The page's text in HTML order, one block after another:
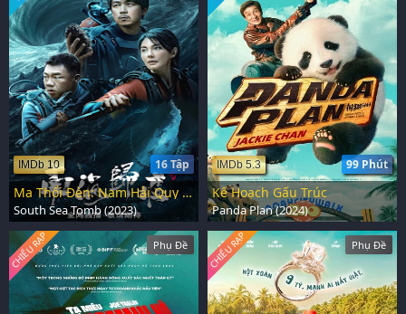
16 Tập
IMDb 10
Ma Thổi Đèn: Nam Hải Quy Khư
South Sea Tomb (2023)
99 Phút
IMDb 5.3
Kế Hoạch Gấu Trúc
Panda Plan (2024)
Phụ Đề
CHIẾU RẠP Phụ Đề
CHIẾU RẠP